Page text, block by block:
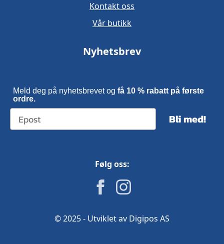
Kontakt oss
Vår butikk
Nyhetsbrev
Meld deg på nyhetsbrevet og få 10 % rabatt på første
ordre.
Bli med!
Følg oss:
© 2025 - Utviklet av Digipos AS